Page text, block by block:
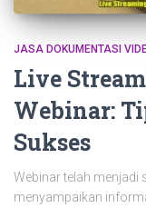
JASA DOKUMENTASI
Live
Webinar:
Sukses
Webinar telah menjadi
menyampaikan